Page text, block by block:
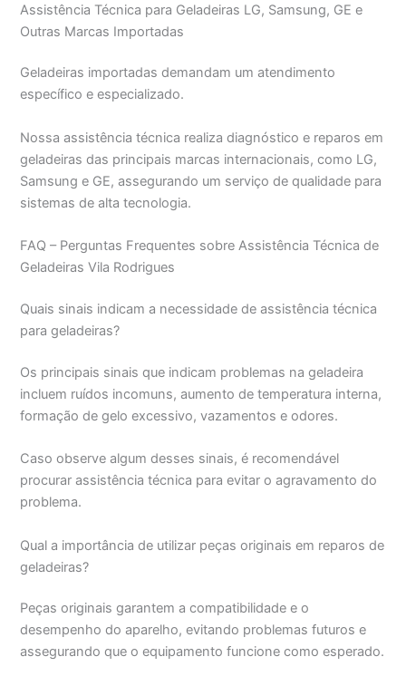
Assistência Técnica para Geladeiras LG, Samsung, GE e
Outras Marcas Importadas
Geladeiras importadas demandam um atendimento
específico e especializado.
Nossa assistência técnica realiza diagnóstico e reparos em
geladeiras das principais marcas internacionais, como LG,
Samsung e GE, assegurando um serviço de qualidade para
sistemas de alta tecnologia.
FAQ – Perguntas Frequentes sobre Assistência Técnica de
Geladeiras Vila Rodrigues
Quais sinais indicam a necessidade de assistência técnica
para geladeiras?
Os principais sinais que indicam problemas na geladeira
incluem ruídos incomuns, aumento de temperatura interna,
formação de gelo excessivo, vazamentos e odores.
Caso observe algum desses sinais, é recomendável
procurar assistência técnica para evitar o agravamento do
problema.
Qual a importância de utilizar peças originais em reparos de
geladeiras?
Peças originais garantem a compatibilidade e o
desempenho do aparelho, evitando problemas futuros e
assegurando que o equipamento funcione como esperado.